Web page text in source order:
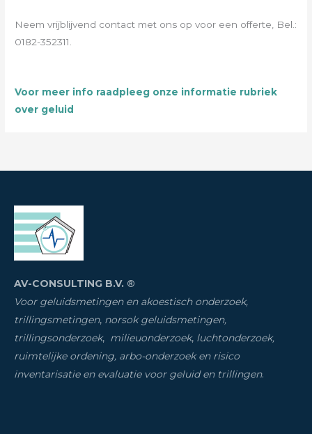
Neem vrijblijvend contact met ons op voor een offerte, Bel.:
0182-352311.
Voor meer info raadpleeg onze informatie rubriek
over geluid
AV-CONSULTING B.V. ®
Voor geluidsmetingen en akoestisch onderzoek,
trillingsmetingen, norsok geluidsmetingen,
trillingsonderzoek, milieuonderzoek, luchtonderzoek,
ruimtelijke ordening, arbo-onderzoek en risico
inventarisatie en evaluatie voor geluid en trillingen.